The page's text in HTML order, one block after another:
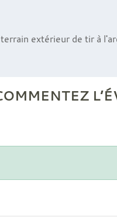
extérieur de tir à